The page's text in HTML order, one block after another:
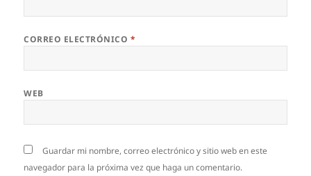
CORREO ELECTRÓNICO *
WEB
Guardar mi nombre, correo electrónico y sitio web en este
navegador para la próxima vez que haga un comentario.